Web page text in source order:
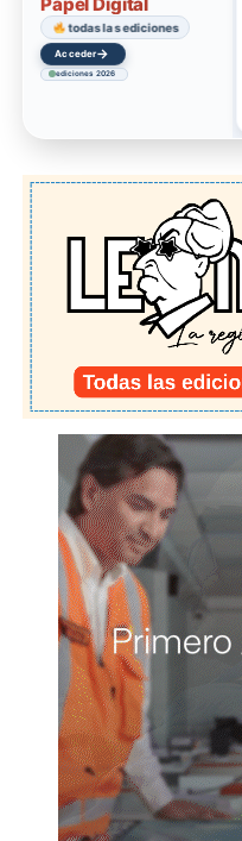
todas las ediciones
Acceder→
ediciones 2026